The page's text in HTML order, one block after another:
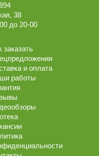
38
до 20-00
заказать
и оплата
работы